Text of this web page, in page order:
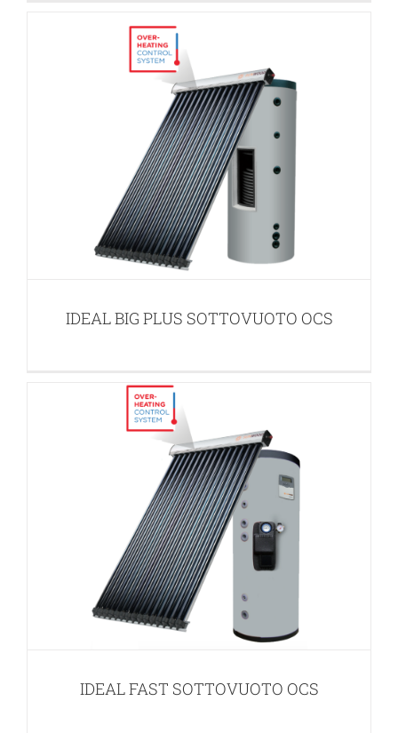
IDEAL BIG PLUS SOTTOVUOTO OCS
IDEAL FAST SOTTOVUOTO OCS
IDEAL FAST SOTTOVUOTO OCS
IDEAL PLUS SOTTOVUOTO OCS